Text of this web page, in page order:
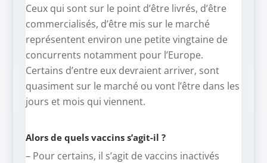
Ceux qui sont sur le point d’être livrés, d’être
commercialisés, d’être mis sur le marché
représentent environ une petite vingtaine de
concurrents notamment pour l’Europe.
Certains d’entre eux devraient arriver, sont
quasiment sur le marché ou vont l’être dans les
jours et mois qui viennent.
Alors de quels vaccins s’agit-il ?
– Pour certains, il s’agit de vaccins inactivés